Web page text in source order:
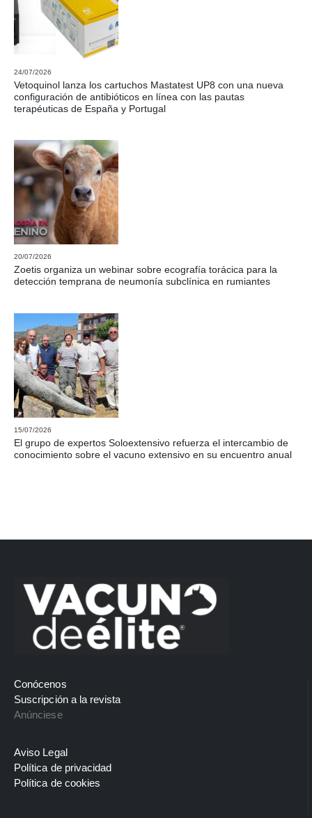
24/07/2026
Vetoquinol lanza los cartuchos Mastatest UP8 con una nueva
configuración de antibióticos en línea con las pautas
terapéuticas de España y Portugal
20/07/2026
Zoetis organiza un webinar sobre ecografía torácica para la
detección temprana de neumonía subclínica en rumiantes
15/07/2026
El grupo de expertos Soloextensivo refuerza el intercambio de
conocimiento sobre el vacuno extensivo en su encuentro anual
Conócenos
Suscripción a la revista
Anúnciese
Aviso Legal
Política de privacidad
Política de cookies